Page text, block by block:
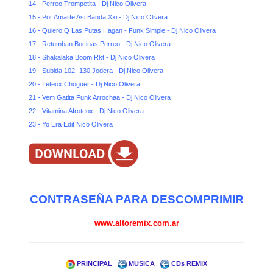
14 - Perreo Trompetita - Dj Nico Olivera
15 - Por Amarte Asi Banda Xxi - Dj Nico Olivera
16 - Quiero Q Las Putas Hagan - Funk Simple - Dj Nico Olivera
17 - Retumban Bocinas Perreo - Dj Nico Olivera
18 - Shakalaka Boom Rkt - Dj Nico Olivera
19 - Subida 102 -130 Jodera - Dj Nico Olivera
20 - Teteox Choguer - Dj Nico Olivera
21 - Vem Gatita Funk Arrochaa - Dj Nico Olivera
22 - Vitamina Afroteox - Dj Nico Olivera
23 - Yo Era Edit Nico Olivera
CONTRASEÑA PARA DESCOMPRIMIR
www.altoremix.com.ar
PRINCIPAL MUSICA CDs REMIX